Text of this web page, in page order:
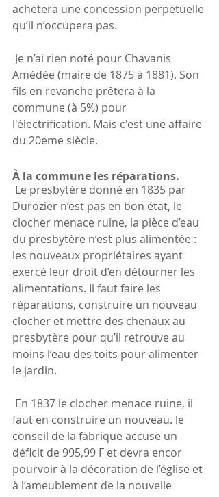
achètera une concession perpétuelle
qu’il n’occupera pas.
Amédée (maire de 1875 à 1881). Son
fils en revanche prêtera à la
commune (à 5%) pour
l'électrification. Mais c'est une affaire
du 20eme siècle.
À la commune les réparations.
Durozier n’est pas en bon état, le
clocher menace ruine, la pièce d’eau
du presbytère n’est plus alimentée :
les nouveaux propriétaires ayant
exercé leur droit d’en détourner les
alimentations. Il faut faire les
réparations, construire un nouveau
clocher et mettre des chenaux au
presbytère pour qu’il retrouve au
moins l’eau des toits pour alimenter
le jardin.
faut en construire un nouveau. le
conseil de la fabrique accuse un
déficit de 995,99 F et devra encor
pourvoir à la décoration de l’église et
à l’ameublement de la nouvelle